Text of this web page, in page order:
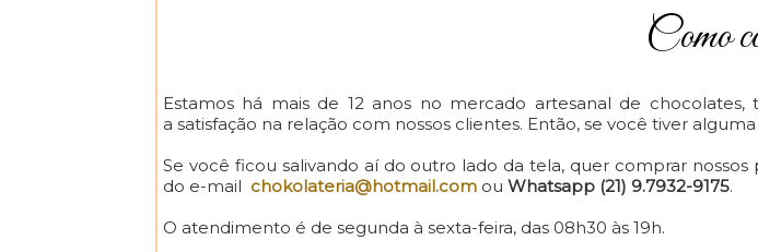
Como
Estamos há mais de 12 anos no mercado artesanal de
a satisfação na relação com nossos clientes. Então, se você tiver
Se você ficou salivando aí do outro lado da tela, quer comprar
do e-mail chokolateria@hotmail.com ou Whatsapp (21) 9.7932-9175.
O atendimento é de segunda à sexta-feira, das 08h30 às 19h.